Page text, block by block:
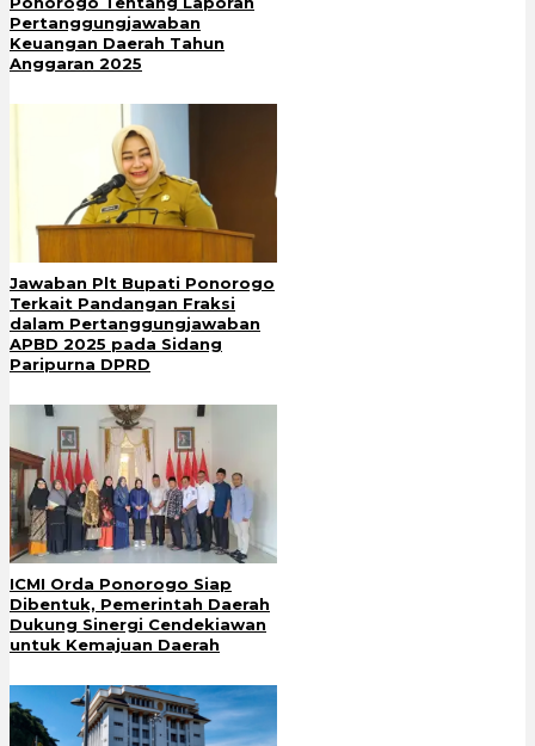
Pertanggungjawaban
Keuangan Daerah Tahun
Anggaran 2025
Jawaban Plt Bupati Ponorogo
Terkait Pandangan Fraksi
dalam Pertanggungjawaban
APBD 2025 pada Sidang
Paripurna DPRD
ICMI Orda Ponorogo Siap
Dibentuk, Pemerintah Daerah
Dukung Sinergi Cendekiawan
untuk Kemajuan Daerah